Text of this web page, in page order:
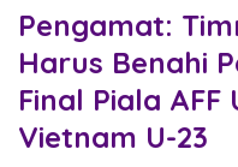
Pengamat:
Harus Benahi
Final Piala AFF
Vietnam U-23